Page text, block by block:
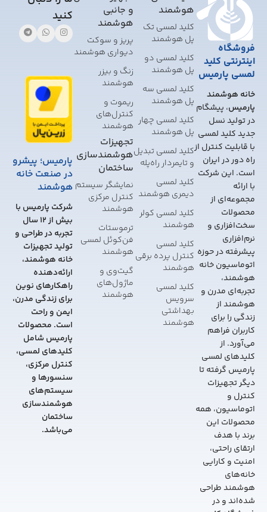
be
left
blank
فروشگاه
اینترنتی کلید
لمسی پارمیس
خانه هوشمند
پارمیس، پیشگام
در تولید نسل
جدید کلید لمسی
با قابلیت کنترل از
راه دور در ایران
است. این شرکت
با ارائه
مجموعه‌ای از
محصولات
سخت‌افزاری و
نرم‌افزاری
پیشرفته در حوزه
اتوماسیون خانه
هوشمند،
تجربه‌ای مدرن و
هوشمند از
زندگی را برای
کاربران فراهم
می‌آورد. از
کلیدهای لمسی
پارمیس گرفته تا
دیگر تجهیزات
کنترل و
اتوماسیون، همه
محصولات این
برند با هدف
ارتقای راحتی،
امنیت و کارایی
خانه‌های
هوشمند طراحی
شده‌اند و در
هوشمند
کلید لمسی تک
پل هوشمند
کلید لمسی دو
پل هوشمند
کلید لمسی سه
پل هوشمند
کلید لمسی چهار
پل هوشمند
کلید لمسی تبدیل
و تایمر‌دار راه‌پله
کلید لمسی
دیمری هوشمند
کلید لمسی کولر
هوشمند
کلید لمسی
کنترل پرده برقی
هوشمند
کلید لمسی
سرویس
بهداشتی
هوشمند
و جانبی
هوشمند
پریز و سوکت
دیواری هوشمند
زنگ و بیزر
هوشمند
ریموت و
کنترل‌های
هوشمند
تجهیزات
هوشمندسازی
ساختمان
نمایشگر سیستم
کنترل مرکزی
هوشمند
ترموستات
فن‌کوئل لمسی
هوشمند
گیت‌وی و
ماژول‌های
هوشمند
کنید
پارمیس؛ پیشرو
در صنعت خانه
هوشمند
شرکت پارمیس با
بیش از 12 سال
تجربه در طراحی و
تولید تجهیزات
خانه هوشمند،
ارائه‌دهنده
راهکارهای نوین
برای زندگی مدرن،
ایمن و راحت
است. محصولات
پارمیس شامل
کلیدهای لمسی،
کنترل مرکزی،
سنسورها و
سیستم‌های
هوشمندسازی
ساختمان
می‌باشد.